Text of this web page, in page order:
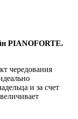
PIANOFORTE.
чередования
и за счет